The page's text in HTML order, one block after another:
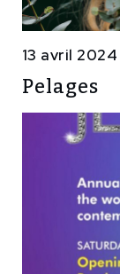
13 avril 2024
Pelages